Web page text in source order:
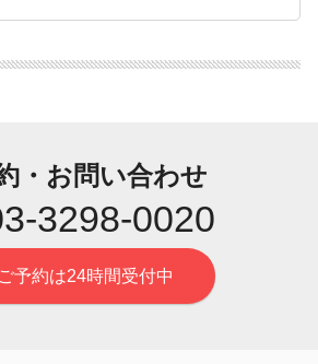
・お問い合わせ
ご予約は24時間受付中